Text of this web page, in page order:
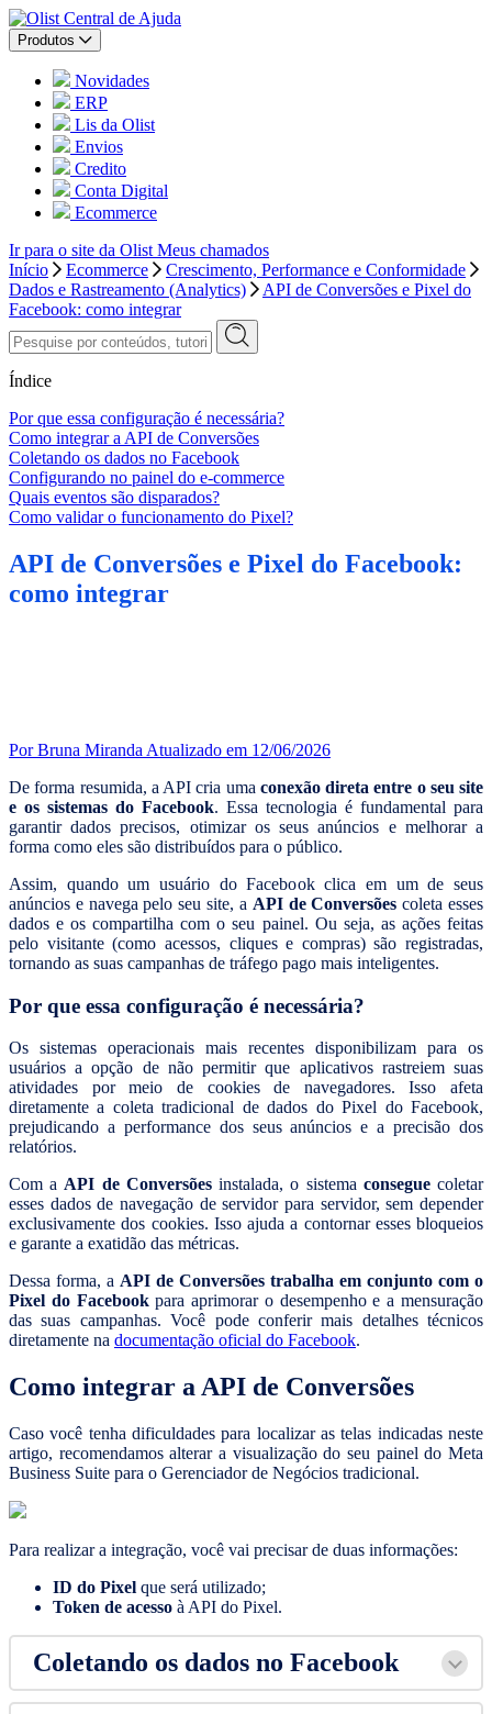
Central de Ajuda
Produtos
Novidades
ERP
Lis da Olist
Envios
Credito
Conta Digital
Ecommerce
Ir para o site da Olist Meus chamados
Início
Ecommerce
Crescimento, Performance e Conformidade
Dados e Rastreamento (Analytics)
API de Conversões e Pixel do
Facebook: como integrar
Índice
Por que essa configuração é necessária?
Como integrar a API de Conversões
Coletando os dados no Facebook
Configurando no painel do e-commerce
Quais eventos são disparados?
Como validar o funcionamento do Pixel?
API de Conversões e Pixel do Facebook:
como integrar
Por Bruna Miranda Atualizado em 12/06/2026
De forma resumida, a API cria uma conexão direta entre o seu site
e os sistemas do Facebook. Essa tecnologia é fundamental para
garantir dados precisos, otimizar os seus anúncios e melhorar a
forma como eles são distribuídos para o público.
Assim, quando um usuário do Facebook clica em um de seus
anúncios e navega pelo seu site, a API de Conversões coleta esses
dados e os compartilha com o seu painel. Ou seja, as ações feitas
pelo visitante (como acessos, cliques e compras) são registradas,
tornando as suas campanhas de tráfego pago mais inteligentes.
Por que essa configuração é necessária?
Os sistemas operacionais mais recentes disponibilizam para os
usuários a opção de não permitir que aplicativos rastreiem suas
atividades por meio de cookies de navegadores. Isso afeta
diretamente a coleta tradicional de dados do Pixel do Facebook,
prejudicando a performance dos seus anúncios e a precisão dos
relatórios.
Com a API de Conversõesinstalada, o sistema conseguecoletar
esses dados de navegação de servidor para servidor, sem depender
exclusivamente dos cookies. Isso ajuda a contornar esses bloqueios
e garante a exatidão das métricas.
Dessa forma, a API de Conversões trabalha em conjunto com o
Pixel do Facebookpara aprimorar o desempenho e a mensuração
das suas campanhas. Você pode conferir mais detalhes técnicos
diretamente na documentação oficial do Facebook.
Como integrar a API de Conversões
Caso você tenha dificuldades para localizar as telas indicadas neste
artigo, recomendamos alterar a visualização do seu painel do Meta
Business Suite para o Gerenciador de Negócios tradicional.
Para realizar a integração, você vai precisar de duas informações:
ID do Pixel que será utilizado;
Token de acesso à API do Pixel.
Coletando os dados no Facebook